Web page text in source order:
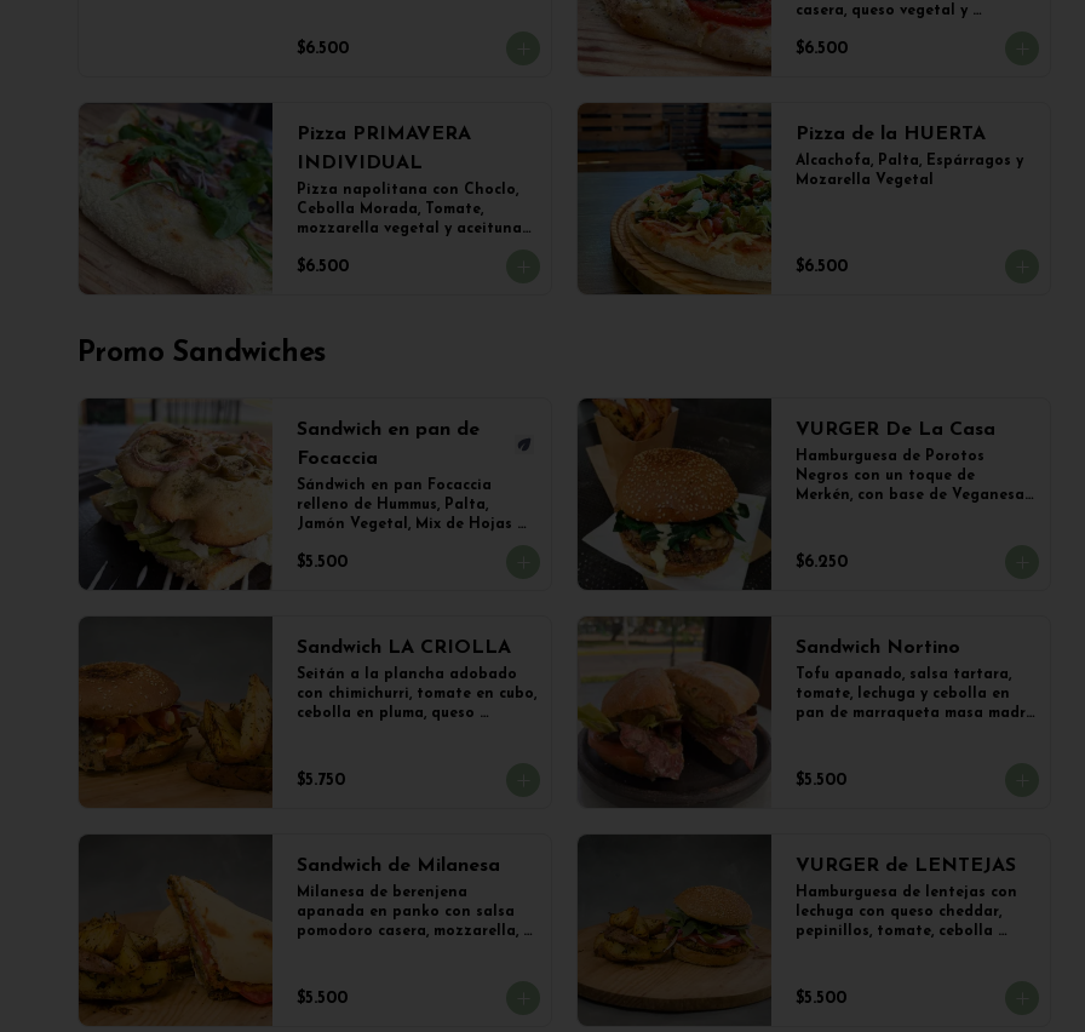
$6.500
casera, queso vegetal y
$6.500
Pizza PRIMAVERA
INDIVIDUAL
Pizza napolitana con Choclo,
Cebolla Morada, Tomate,
mozzarella vegetal y aceitunas
$6.500
Pizza de la HUERTA
Alcachofa, Palta, Espárragos y
Mozarella Vegetal
$6.500
Promo Sandwiches
Sandwich en pan de
Focaccia
Sándwich en pan Focaccia
relleno de Hummus, Palta,
Jamón Vegetal, Mix de Hojas
Salteadas
$5.500
VURGER De La Casa
Hamburguesa de Porotos
Negros con un toque de
Merkén, con base de Veganesa
Champiñones frescos salteados
con cebolla caramelizada y
Acompañado con papas al
ajillo.
$6.250
Sandwich LA CRIOLLA
Seitán a la plancha adobado
con chimichurri, tomate en cubo,
cebolla en pluma, queso
artesanal + Papas Salteadas
$5.750
Sandwich Nortino
Tofu apanado, salsa tartara,
tomate, lechuga y cebolla en
pan de marraqueta masa madre
$5.500
Sandwich de Milanesa
Milanesa de berenjena
apanada en panko con salsa
pomodoro casera, mozzarella,
$5.500
VURGER de LENTEJAS
Hamburguesa de lentejas con
lechuga con queso cheddar,
pepinillos, tomate, cebolla
$5.500